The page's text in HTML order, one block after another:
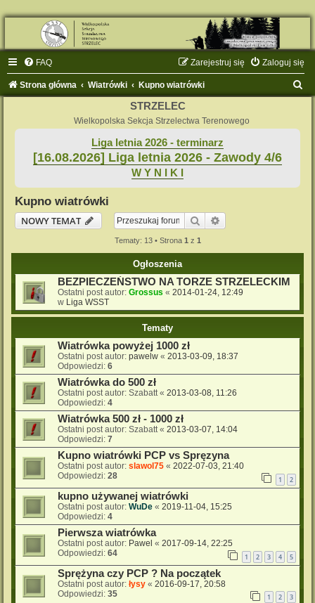
FAQ Zaloguj się
Zarejestruj się
Strona główna Wiatrówki Kupno wiatrówki
STRZELEC
Wielkopolska Sekcja Strzelectwa Terenowego
Liga letnia 2026 - terminarz
[16.08.2026] Liga letnia 2026 - Zawody 4/6
W Y N I K I
Kupno wiatrówki
NOWY TEMAT
Szukaj
Tematy: 13 • Strona 1 z 1
Ogłoszenia
BEZPIECZEŃSTWO NA TORZE STRZELECKIM
Ostatni post autor: Grossus « 2014-01-24, 12:49
w Liga WSST
Tematy
Wiatrówka powyżej 1000 zł
Ostatni post autor: pawelw « 2013-03-09, 18:37
Odpowiedzi: 6
Wiatrówka do 500 zł
Ostatni post autor: Szabatt« 2013-03-08, 11:26
Odpowiedzi: 4
Wiatrówka 500 zł - 1000 zł
Ostatni post autor: Szabatt« 2013-03-07, 14:04
Odpowiedzi: 7
Kupno wiatrówki PCP vs Spręzyna
Ostatni post autor: slawol75 « 2022-07-03, 21:40
Odpowiedzi: 28 1 2
kupno używanej wiatrówki
Ostatni post autor: WuDe « 2019-11-04, 15:25
Odpowiedzi: 4
Pierwsza wiatrówka
Ostatni post autor: Pawel « 2017-09-14, 22:25
Odpowiedzi: 64 1 2 3 4 5
Sprężyna czy PCP ? Na początek
Ostatni post autor: łysy « 2016-09-17, 20:58
Odpowiedzi: 35 1 2 3